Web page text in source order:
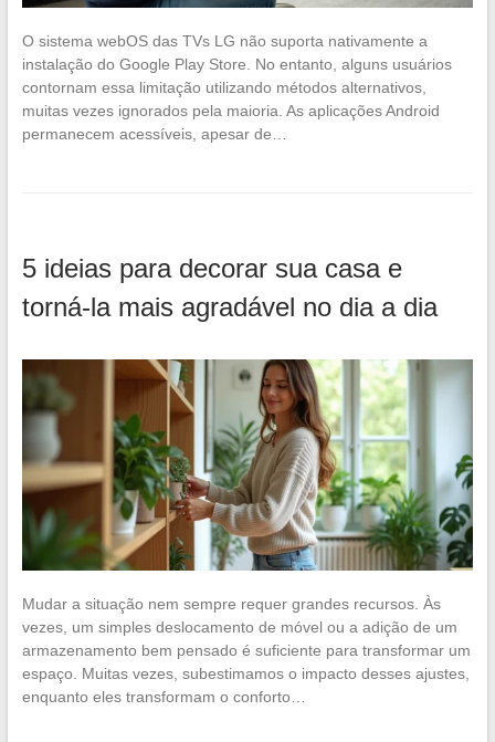
O sistema webOS das TVs LG não suporta nativamente a
instalação do Google Play Store. No entanto, alguns usuários
contornam essa limitação utilizando métodos alternativos,
muitas vezes ignorados pela maioria. As aplicações Android
permanecem acessíveis, apesar de…
5 ideias para decorar sua casa e
torná-la mais agradável no dia a dia
Mudar a situação nem sempre requer grandes recursos. Às
vezes, um simples deslocamento de móvel ou a adição de um
armazenamento bem pensado é suficiente para transformar um
espaço. Muitas vezes, subestimamos o impacto desses ajustes,
enquanto eles transformam o conforto…